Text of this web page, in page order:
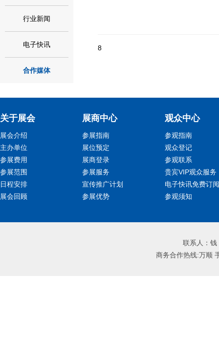
行业新闻
电子快讯
合作媒体
8
关于展会
展会介绍
主办单位
参展费用
参展范围
日程安排
展会回顾
展商中心
参展指南
展位预定
展商登录
参展服务
宣传推广计划
参展优势
观众中心
参观指南
观众登记
参观联系
贵宾VIP观众服务
电子快讯免费订阅
参观须知
联系人：
商务合作热线:万顺